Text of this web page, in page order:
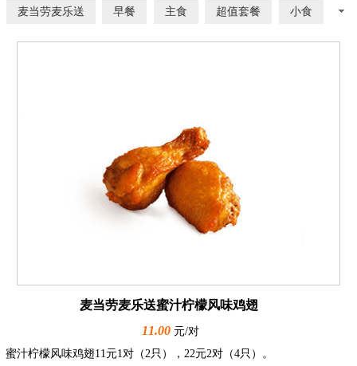
麦当劳麦乐送 早餐 主食 超值套餐 小食
甜品 饮料 开心乐园餐
麦当劳麦乐送蜜汁柠檬风味鸡翅
11.00元/对
蜜汁柠檬风味鸡翅11元1对（2只），22元2对（4只）。